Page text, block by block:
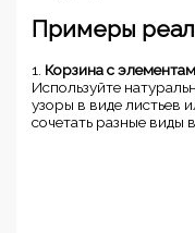
Примеры
1. Корзина с
Используйте
узоры в виде листьев
сочетать разные виды